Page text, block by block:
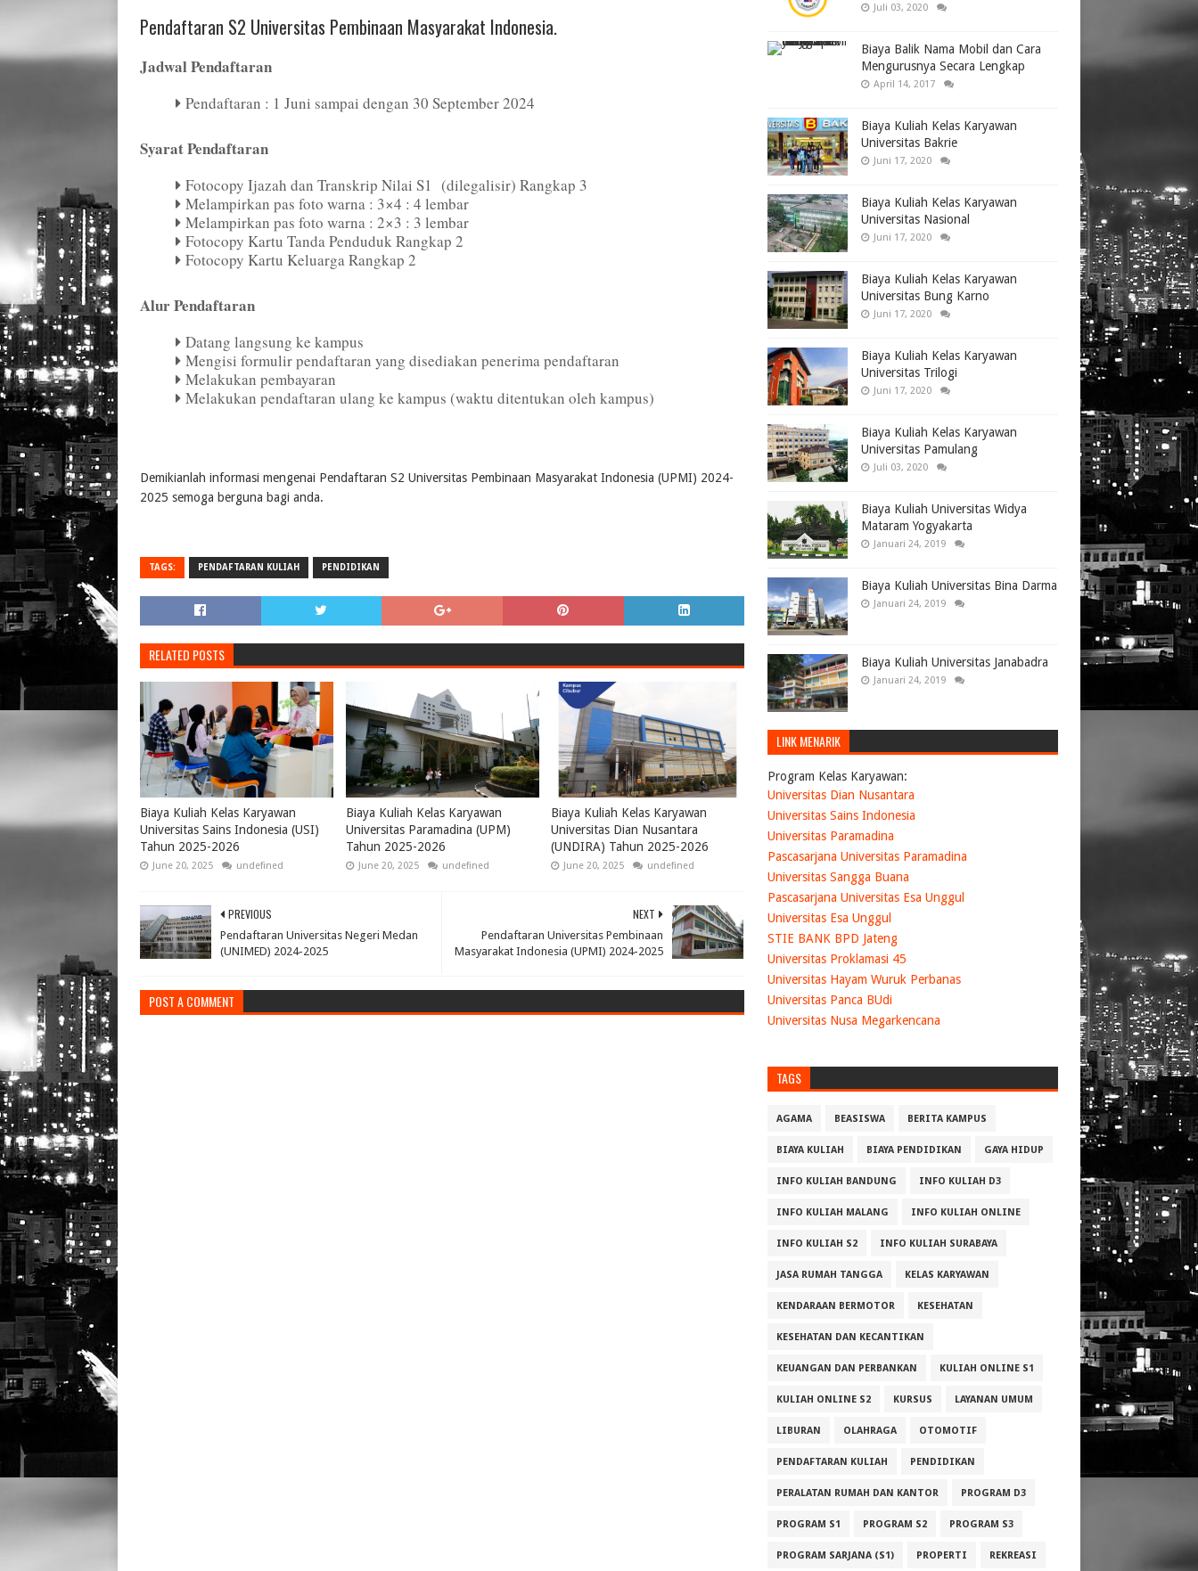
Pendaftaran S2 Universitas Pembinaan Masyarakat Indonesia.
Jadwal Pendaftaran
Pendaftaran : 1 Juni sampai dengan 30 September 2024
Syarat Pendaftaran
Fotocopy Ijazah dan Transkrip Nilai S1 (dilegalisir) Rangkap 3
Melampirkan pas foto warna : 3×4 : 4 lembar
Melampirkan pas foto warna : 2×3 : 3 lembar
Fotocopy Kartu Tanda Penduduk Rangkap 2
Fotocopy Kartu Keluarga Rangkap 2
Alur Pendaftaran
Datang langsung ke kampus
Mengisi formulir pendaftaran yang disediakan penerima pendaftaran
Melakukan pembayaran
Melakukan pendaftaran ulang ke kampus (waktu ditentukan oleh kampus)
Demikianlah informasi mengenai Pendaftaran S2 Universitas Pembinaan Masyarakat Indonesia (UPMI) 2024-
2025 semoga berguna bagi anda.
TAGS: PENDAFTARAN KULIAH PENDIDIKAN
RELATED POSTS
Biaya Kuliah Kelas Karyawan
Universitas Sains Indonesia (USI)
Tahun 2025-2026
June 20, 2025 undefined
Biaya Kuliah Kelas Karyawan
Universitas Paramadina (UPM)
Tahun 2025-2026
June 20, 2025 undefined
Biaya Kuliah Kelas Karyawan
Universitas Dian Nusantara
(UNDIRA) Tahun 2025-2026
June 20, 2025 undefined
NEXT
Pendaftaran Universitas Pembinaan
Masyarakat Indonesia (UPMI) 2024-2025
PREVIOUS
Pendaftaran Universitas Negeri Medan
(UNIMED) 2024-2025
POST A COMMENT
Juli 03, 2020
Biaya Balik Nama Mobil dan Cara
Mengurusnya Secara Lengkap
April 14, 2017
Biaya Kuliah Kelas Karyawan
Universitas Bakrie
Juni 17, 2020
Biaya Kuliah Kelas Karyawan
Universitas Nasional
Juni 17, 2020
Biaya Kuliah Kelas Karyawan
Universitas Bung Karno
Juni 17, 2020
Biaya Kuliah Kelas Karyawan
Universitas Trilogi
Juni 17, 2020
Biaya Kuliah Kelas Karyawan
Universitas Pamulang
Juli 03, 2020
Biaya Kuliah Universitas Widya
Mataram Yogyakarta
Januari 24, 2019
Biaya Kuliah Universitas Bina Darma
Januari 24, 2019
Biaya Kuliah Universitas Janabadra
Januari 24, 2019
LINK MENARIK
Program Kelas Karyawan:
Universitas Dian Nusantara
Universitas Sains Indonesia
Universitas Paramadina
Pascasarjana Universitas Paramadina
Universitas Sangga Buana
Pascasarjana Universitas Esa Unggul
Universitas Esa Unggul
STIE BANK BPD Jateng
Universitas Proklamasi 45
Universitas Hayam Wuruk Perbanas
Universitas Panca BUdi
Universitas Nusa Megarkencana
TAGS
AGAMA BEASISWA BERITA KAMPUS
BIAYA KULIAH BIAYA PENDIDIKAN GAYA HIDUP
INFO KULIAH BANDUNG INFO KULIAH D3
INFO KULIAH MALANG INFO KULIAH ONLINE
INFO KULIAH S2 INFO KULIAH SURABAYA
JASA RUMAH TANGGA KELAS KARYAWAN
KENDARAAN BERMOTOR KESEHATAN
KESEHATAN DAN KECANTIKAN
KEUANGAN DAN PERBANKAN KULIAH ONLINE S1
KULIAH ONLINE S2 KURSUS LAYANAN UMUM
LIBURAN OLAHRAGA OTOMOTIF
PENDAFTARAN KULIAH PENDIDIKAN
PERALATAN RUMAH DAN KANTOR PROGRAM D3
PROGRAM S1 PROGRAM S2 PROGRAM S3
PROGRAM SARJANA (S1) PROPERTI REKREASI